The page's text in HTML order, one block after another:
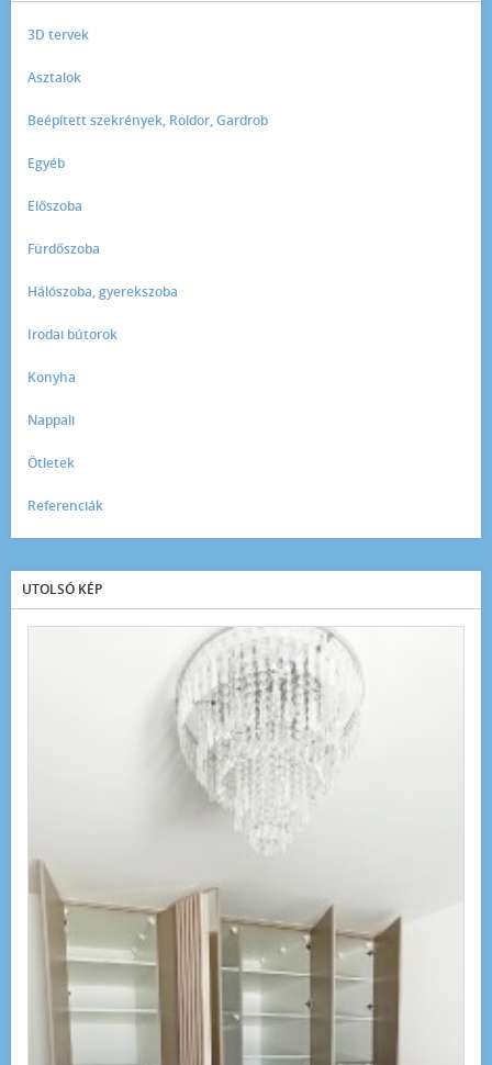
3D tervek
Asztalok
Beépített szekrények, Roldor, Gardrob
Egyéb
Előszoba
Fürdőszoba
Hálószoba, gyerekszoba
Irodai bútorok
Konyha
Nappali
Ötletek
Referenciák
UTOLSÓ KÉP